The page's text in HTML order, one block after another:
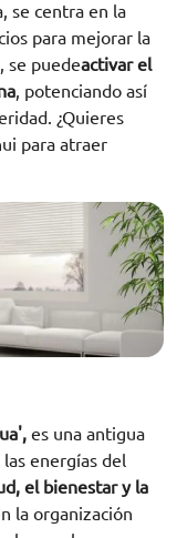
se centra en la
para mejorar la
se puedeactivar el
, potenciando así
¿Quieres
para atraer
es una antigua
energías del
el bienestar y la
la organización